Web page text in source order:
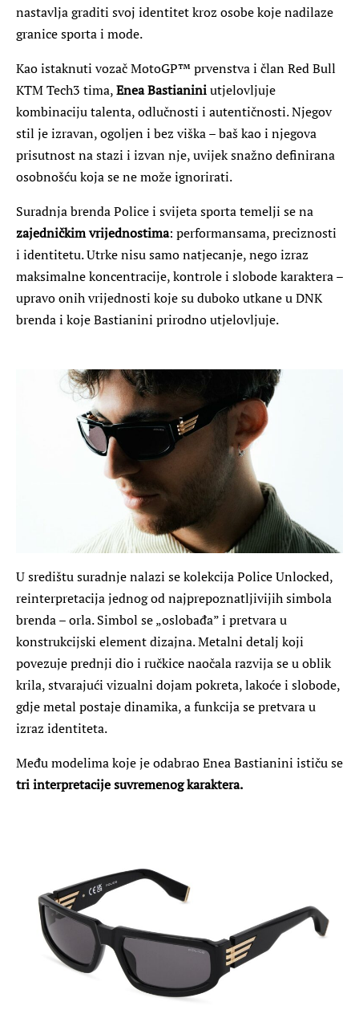
nastavlja graditi svoj identitet kroz osobe koje nadilaze
granice sporta i mode.
Kao istaknuti vozač MotoGP™ prvenstva i član Red Bull
KTM Tech3 tima,Enea Bastianiniutjelovljuje
kombinaciju talenta, odlučnosti i autentičnosti. Njegov
stil je izravan, ogoljen i bez viška – baš kao i njegova
prisutnost na stazi i izvan nje, uvijek snažno definirana
osobnošću koja se ne može ignorirati.
Suradnja brenda Police i svijeta sporta temelji se na
zajedničkim vrijednostima: performansama, preciznosti
i identitetu. Utrke nisu samo natjecanje, nego izraz
maksimalne koncentracije, kontrole i slobode karaktera –
upravo onih vrijednosti koje su duboko utkane u DNK
brenda i koje Bastianini prirodno utjelovljuje.
U središtu suradnje nalazi se kolekcija Police Unlocked,
reinterpretacija jednog od najprepoznatljivijih simbola
brenda – orla. Simbol se „oslobađa” i pretvara u
konstrukcijski element dizajna. Metalni detalj koji
povezuje prednji dio i ručkice naočala razvija se u oblik
krila, stvarajući vizualni dojam pokreta, lakoće i slobode,
gdje metal postaje dinamika, a funkcija se pretvara u
izraz identiteta.
Među modelima koje je odabrao Enea Bastianini ističu se
tri interpretacije suvremenog karaktera.